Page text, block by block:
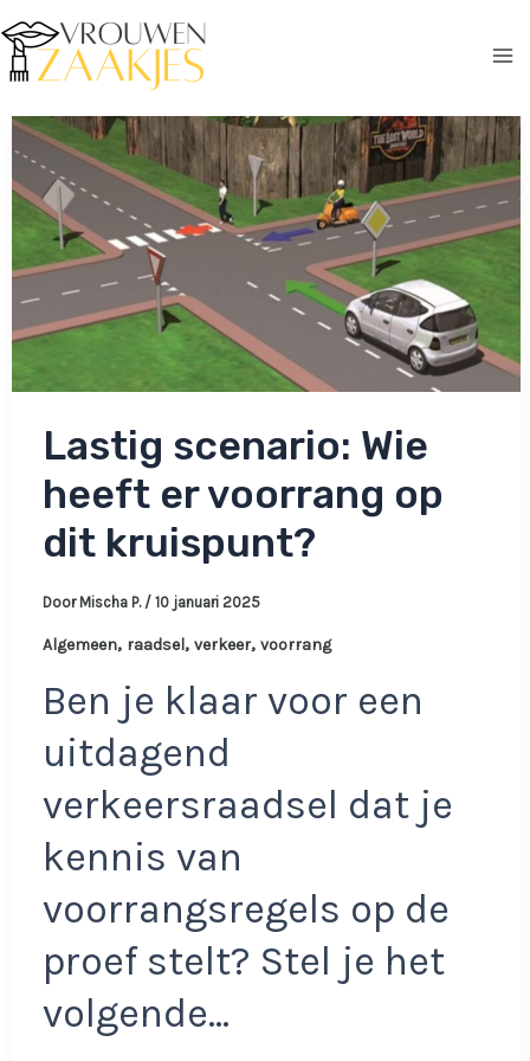
naar
de
Lastig scenario: Wie
heeft er voorrang op
dit kruispunt?
Door Mischa P. / 10 januari 2025
Algemeen, raadsel, verkeer, voorrang
Ben je klaar voor een
uitdagend
verkeersraadsel dat je
kennis van
voorrangsregels op de
proef stelt? Stel je het
volgende…